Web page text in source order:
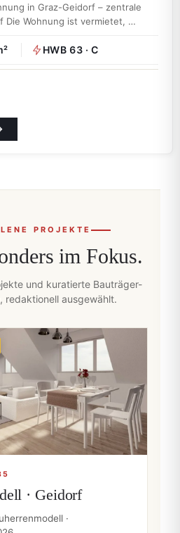
in Graz-Geidorf – zentrale
Die Wohnung ist vermietet, …
HWB 63 · C
PROJEKTE
im Fokus.
und kuratierte Bauträger-
redaktionell ausgewählt.
· Geidorf
·